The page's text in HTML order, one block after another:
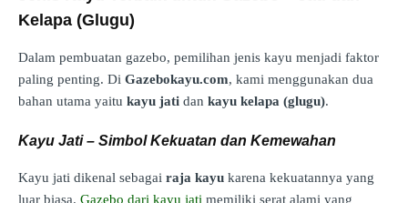
Kelapa (Glugu)
Dalam pembuatan gazebo, pemilihan jenis kayu menjadi faktor
paling penting. Di Gazebokayu.com, kami menggunakan dua
bahan utama yaitu kayu jati dan kayu kelapa (glugu).
Kayu Jati – Simbol Kekuatan dan Kemewahan
Kayu jati dikenal sebagai raja kayu karena kekuatannya yang
luar biasa. Gazebo dari kayu jati memiliki serat alami yang